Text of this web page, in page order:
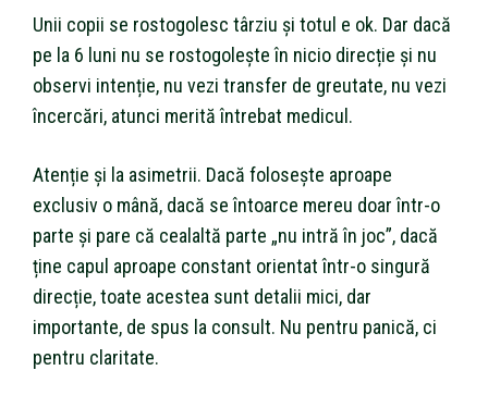
Unii copii se rostogolesc târziu și totul e ok. Dar dacă
pe la 6 luni nu se rostogolește în nicio direcție și nu
observi intenție, nu vezi transfer de greutate, nu vezi
încercări, atunci merită întrebat medicul.
Atenție și la asimetrii. Dacă folosește aproape
exclusiv o mână, dacă se întoarce mereu doar într-o
parte și pare că cealaltă parte „nu intră în joc”, dacă
ține capul aproape constant orientat într-o singură
direcție, toate acestea sunt detalii mici, dar
importante, de spus la consult. Nu pentru panică, ci
pentru claritate.